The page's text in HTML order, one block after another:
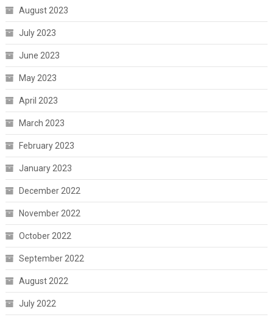
August 2023
July 2023
June 2023
May 2023
April 2023
March 2023
February 2023
January 2023
December 2022
November 2022
October 2022
September 2022
August 2022
July 2022